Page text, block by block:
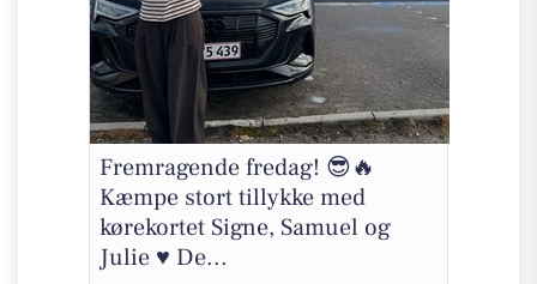
Fremragende fredag! 😎🔥
Kæmpe stort tillykke med
kørekortet Signe, Samuel og
Julie ♥️ De...